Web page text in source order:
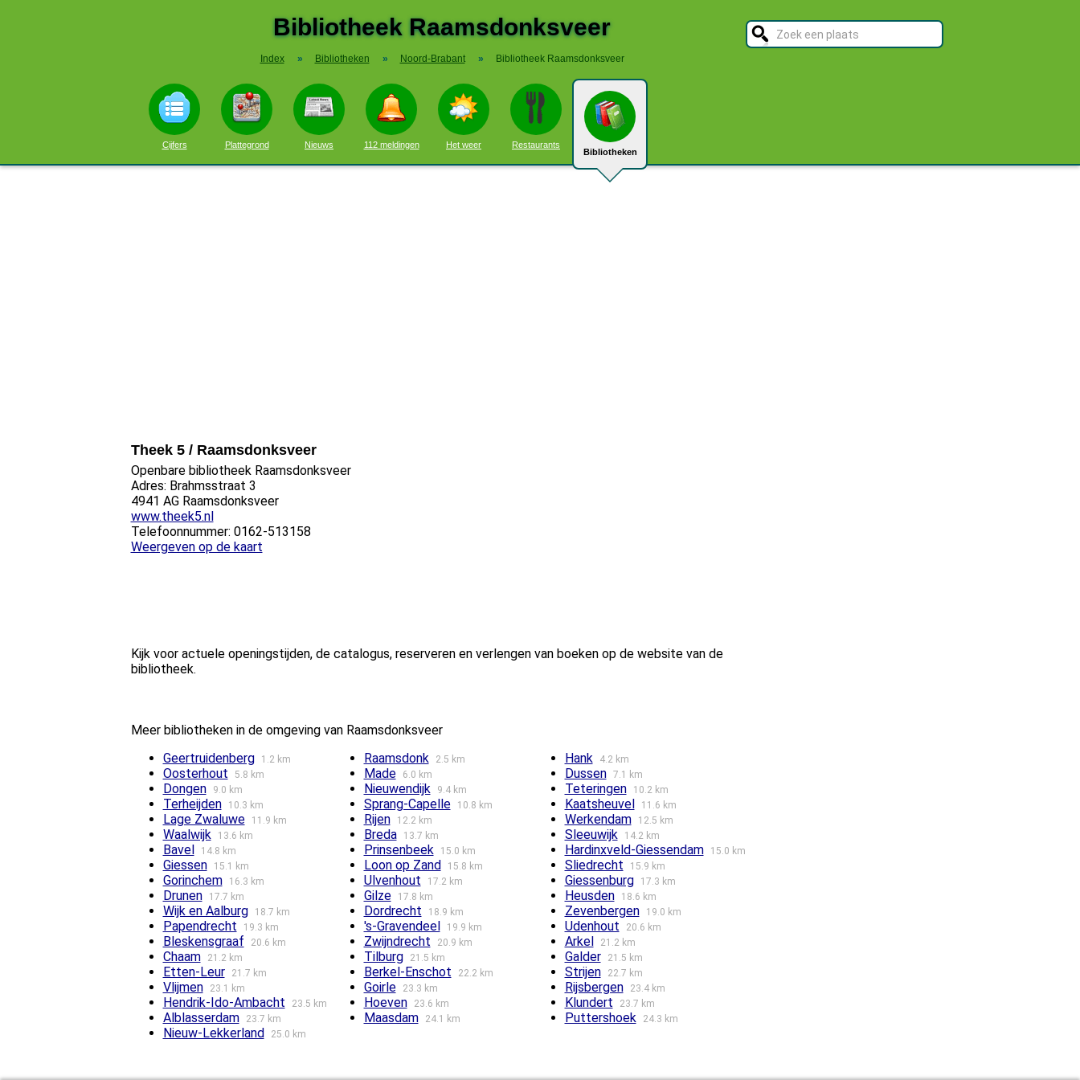
Bibliotheek Raamsdonksveer
Index » Bibliotheken » Noord-Brabant » Bibliotheek Raamsdonksveer
Cijfers Plattegrond Nieuws 112 meldingen Het weer Restaurants
Bibliotheken
Theek 5 / Raamsdonksveer
Openbare bibliotheek Raamsdonksveer
Adres: Brahmsstraat 3
4941 AG Raamsdonksveer
www.theek5.nl
Telefoonnummer: 0162-513158
Weergeven op de kaart
Kijk voor actuele openingstijden, de catalogus, reserveren en verlengen van boeken op de website van de
bibliotheek.
Meer bibliotheken in de omgeving van Raamsdonksveer
Geertruidenberg
1.2 km Raamsdonk 2.5 km Hank 4.2 km
Oosterhout 5.8 km Made 6.0 km Dussen 7.1 km
Dongen 9.0 km Nieuwendijk 9.4 km Teteringen 10.2 km
Terheijden 10.3 km Sprang-Capelle 10.8 km Kaatsheuvel 11.6 km
Lage Zwaluwe 11.9 km Rijen 12.2 km Werkendam 12.5 km
Waalwijk 13.6 km Breda 13.7 km Sleeuwijk 14.2 km
Bavel 14.8 km Prinsenbeek 15.0 km Hardinxveld-Giessendam 15.0 km
Giessen 15.1 km Loon op Zand 15.8 km Sliedrecht 15.9 km
Gorinchem 16.3 km Ulvenhout 17.2 km Giessenburg 17.3 km
Drunen 17.7 km Gilze 17.8 km Heusden 18.6 km
Wijk en Aalburg 18.7 km Dordrecht 18.9 km Zevenbergen 19.0 km
Papendrecht 19.3 km 's-Gravendeel 19.9 km Udenhout 20.6 km
Bleskensgraaf 20.6 km Zwijndrecht 20.9 km Arkel 21.2 km
Chaam 21.2 km Tilburg 21.5 km Galder 21.5 km
Etten-Leur 21.7 km Berkel-Enschot 22.2 km Strijen 22.7 km
Vlijmen 23.1 km Goirle 23.3 km Rijsbergen 23.4 km
Hendrik-Ido-Ambacht 23.5 km Hoeven 23.6 km Klundert 23.7 km
Alblasserdam 23.7 km Maasdam 24.1 km Puttershoek 24.3 km
Nieuw-Lekkerland 25.0 km